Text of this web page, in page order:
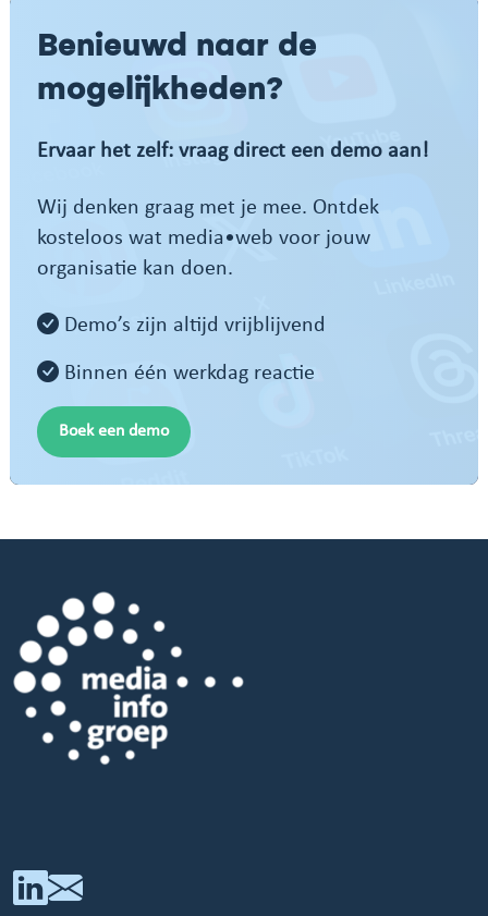
Benieuwd naar de
mogelijkheden?
Ervaar het zelf: vraag direct een demo aan!
Wij denken graag met je mee. Ontdek
kosteloos wat media•web voor jouw
organisatie kan doen.
Demo’s zijn altijd vrijblijvend
Binnen één werkdag reactie
Boek een demo